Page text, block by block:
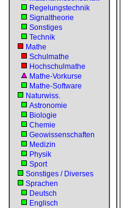
Regelungstechnik
Signaltheorie
Sonstiges
Technik
Mathe
Schulmathe
Hochschulmathe
Mathe-Vorkurse
Mathe-Software
Naturwiss.
Astronomie
Biologie
Chemie
Geowissenschaften
Medizin
Physik
Sport
Sonstiges / Diverses
Sprachen
Deutsch
Englisch